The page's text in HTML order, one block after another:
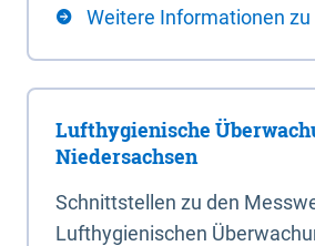
Weitere Informationen zu
Lufthygienische
Niedersachsen
Schnittstellen zu den
Lufthygienischen